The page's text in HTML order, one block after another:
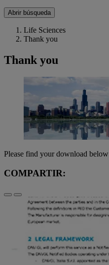
Abrir búsqueda
Life Sciences
Thank you
Thank you
Please find your download below
COMPARTIR: